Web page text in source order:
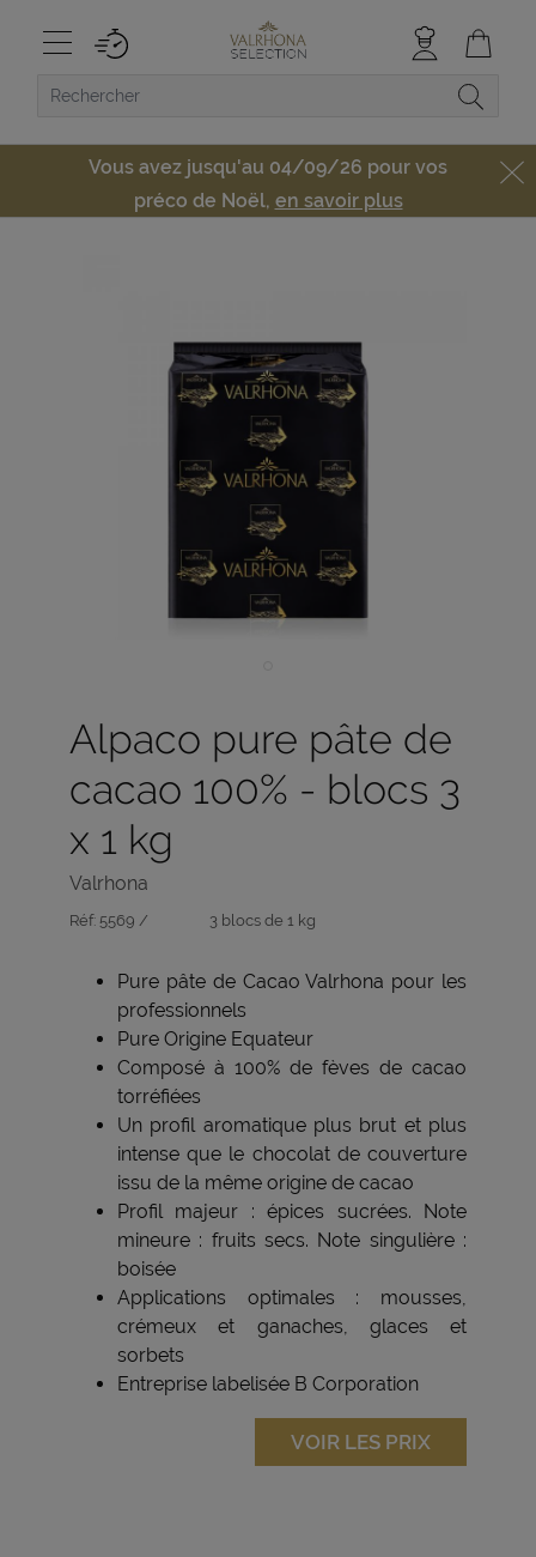
Vous avez jusqu'au 04/09/26 pour vos
préco de Noël, en savoir plus
Alpaco pure pâte de
cacao 100% - blocs 3
x 1 kg
Valrhona
Réf: 5569 / 3 blocs de 1 kg
Pure pâte de Cacao Valrhona pour les
professionnels
Pure Origine Equateur
Composé à 100% de fèves de cacao
torréfiées
Un profil aromatique plus brut et plus
intense que le chocolat de couverture
issu de la même origine de cacao
Profil majeur : épices sucrées. Note
mineure : fruits secs. Note singulière :
boisée
Applications optimales : mousses,
crémeux et ganaches, glaces et
sorbets
Entreprise labelisée B Corporation
VOIR LES PRIX